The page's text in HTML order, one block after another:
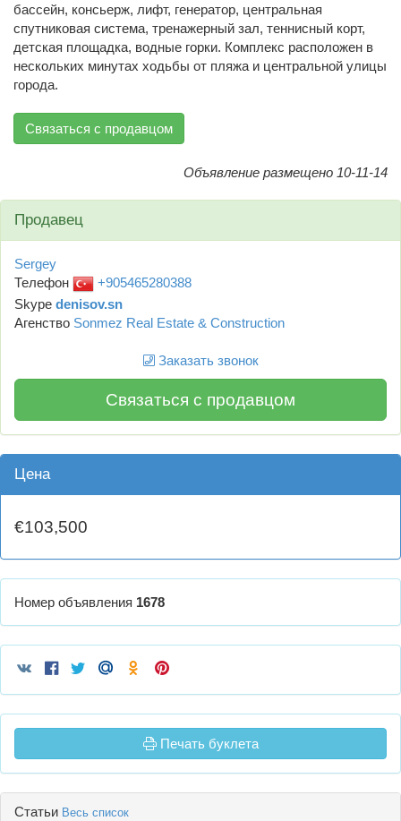
бассейн, консьерж, лифт, генератор, центральная
спутниковая система, тренажерный зал, теннисный корт,
детская площадка, водные горки. Комплекс расположен в
нескольких минутах ходьбы от пляжа и центральной улицы
города.
Связаться с продавцом
Объявление размещено 10-11-14
Продавец
Sergey
Телефон
+905465280388
Skype denisov.sn
Агенство Sonmez Real Estate & Construction
Заказать звонок
Связаться с продавцом
Цена
€103,500
Номер объявления 1678
Печать буклета
Статьи Весь список